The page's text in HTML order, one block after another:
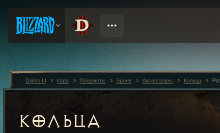
КОЛЬЦА
Diablo III Игра Предметы Броня Аксессуары Кольца